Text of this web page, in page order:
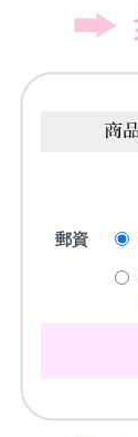
郵資